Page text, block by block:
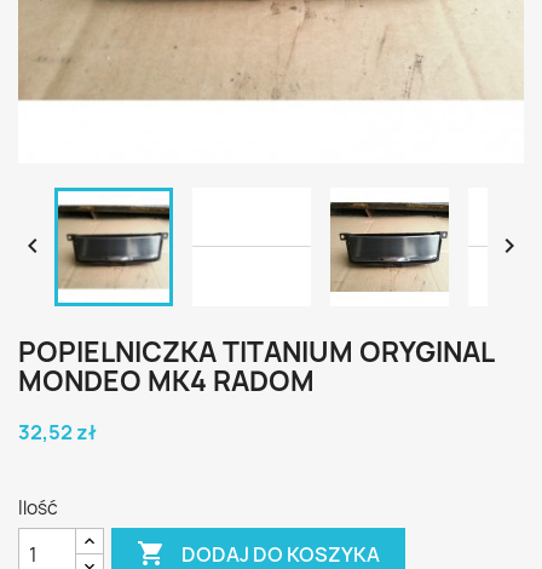
 
POPIELNICZKA TITANIUM ORYGINAL
MONDEO MK4 RADOM
32,52 zł
Ilość
 DODAJ DO KOSZYKA